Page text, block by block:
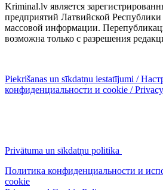
Kriminal.lv является
предприятий Латвийской
массовой информации.
возможна только с разрешения
Piekrišanas un sīkdatņu iestatījumi /
конфиденциальности и cookie /
Privātuma un sīkdatņu politika
Политика конфиденциальности и
cookie